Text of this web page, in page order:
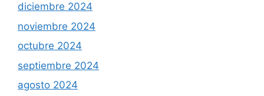
diciembre 2024
noviembre 2024
octubre 2024
septiembre 2024
agosto 2024